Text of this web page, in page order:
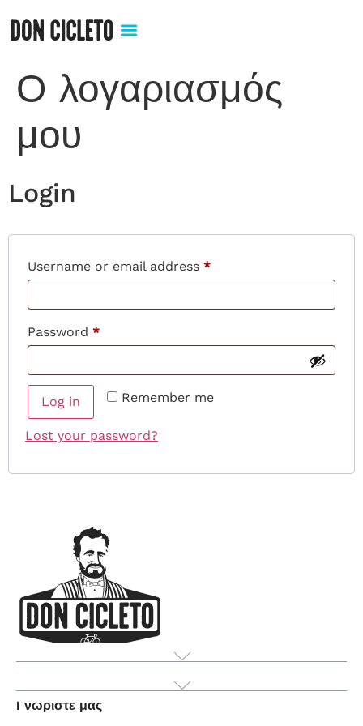
Ο λογαριασμός
μου
Login
Username or email address *
Password *
Remember me
Log in
Lost your password?
Προϊόν
Γνωρίστε μας